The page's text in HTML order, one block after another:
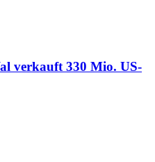
verkauft 330 Mio. US-